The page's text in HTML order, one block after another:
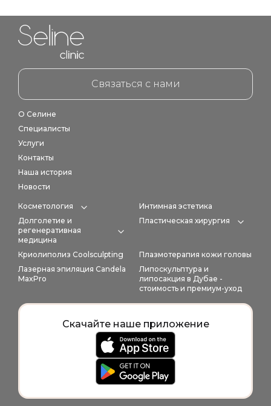
О Селине
Специалисты
Услуги
Контакты
Наша история
Новости
Косметология
Expand category
Интимная эстетика
Долголетие и
регенеративная
медицина
Expand category
Пластическая хирургия
Криолиполиз Coolsculpting
Плазмотерапия кожи головы
Лазерная эпиляция Candela
MaxPro
Липоскульптура и
липосакция в Дубае -
стоимость и премиум-уход
Связаться с нами
Скачайте наше приложение